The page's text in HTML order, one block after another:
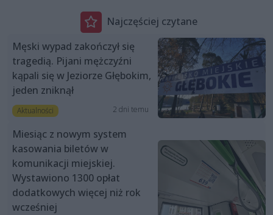
Najczęściej czytane
Męski wypad zakończył się
tragedią. Pijani mężczyźni
kąpali się w Jeziorze Głębokim,
jeden zniknął
Aktualności 2 dni temu
Miesiąc z nowym system
kasowania biletów w
komunikacji miejskiej.
Wystawiono 1300 opłat
dodatkowych więcej niż rok
wcześniej